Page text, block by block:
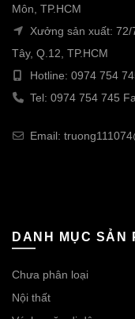
Môn, TP.HCM
Xưởng sản xuất:
Tây, Q.12, TP.HCM
Hotline: 0974 754
Tel: 0974 754 745
Email:
DANH MỤC SẢN
Chưa phân loại
Nội thất